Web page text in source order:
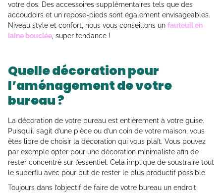
votre dos. Des accessoires supplémentaires tels que des
accoudoirs et un repose-pieds sont également envisageables.
Niveau style et confort, nous vous conseillons un fauteuil en
laine bouclée, super tendance !
Quelle décoration pour
l’aménagement de votre
bureau ?
La décoration de votre bureau est entièrement à votre guise.
Puisqu’il s’agit d’une pièce ou d’un coin de votre maison, vous
êtes libre de choisir la décoration qui vous plaît. Vous pouvez
par exemple opter pour une décoration minimaliste afin de
rester concentré sur l’essentiel. Cela implique de soustraire tout
le superflu avec pour but de rester le plus productif possible.
Toujours dans l’objectif de faire de votre bureau un endroit